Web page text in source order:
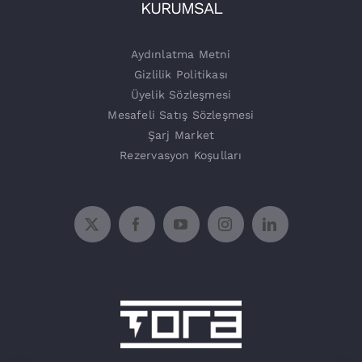
KURUMSAL
Aydınlatma Metni
Gizlilik Politikası
Üyelik Sözleşmesi
Mesafeli Satış Sözleşmesi
Şarj Market
Rezervasyon Koşulları